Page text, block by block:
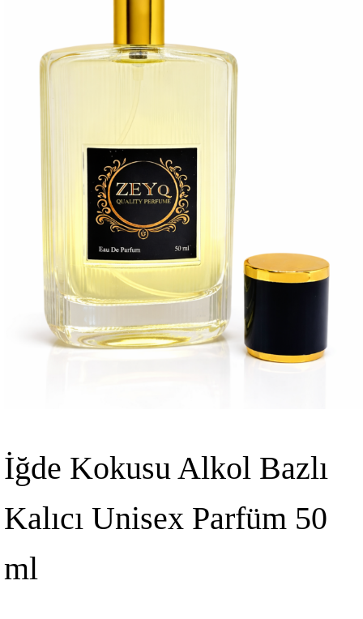
İğde Kokusu Alkol Bazlı
Kalıcı Unisex Parfüm 50
ml